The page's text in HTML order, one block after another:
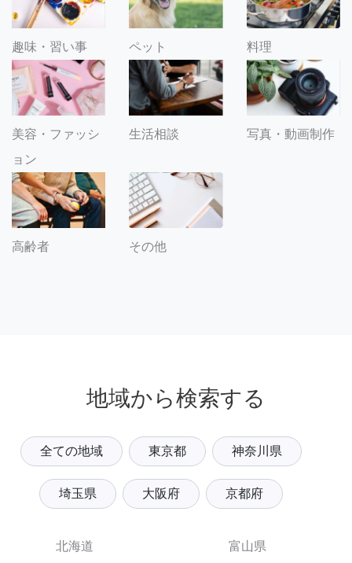
趣味・習い事 ペット 料理
美容・ファッシ
ョン
生活相談 写真・動画制作
高齢者 その他
地域から検索する
全ての地域 東京都 神奈川県
埼玉県 大阪府 京都府
北海道
富山県